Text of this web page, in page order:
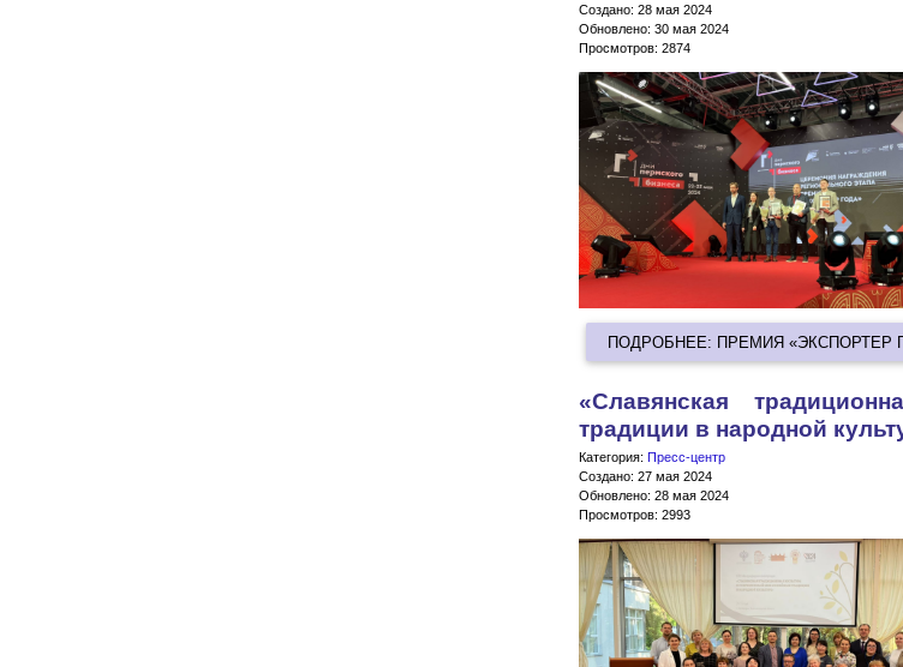
Создано: 28 мая 2024
Обновлено: 30 мая 2024
Просмотров: 2874
ПОДРОБНЕЕ: ПРЕМИЯ «ЭКСПОРТЕР
«Славянская
традиции в народной
Категория: Пресс-центр
Создано: 27 мая 2024
Обновлено: 28 мая 2024
Просмотров: 2993